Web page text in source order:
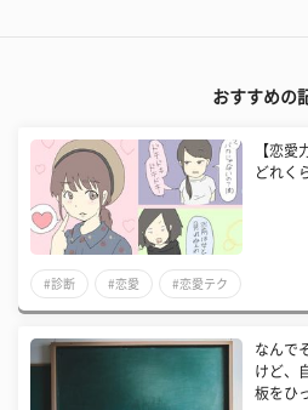
おすすめの
【恋愛
どれく
#診断 #恋愛 #恋愛テク
なんで
けど、
板をひ